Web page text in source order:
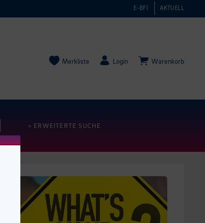
E-BFI AKTUELL
Merkliste Login Warenkorb
> ERWEITERTE SUCHE